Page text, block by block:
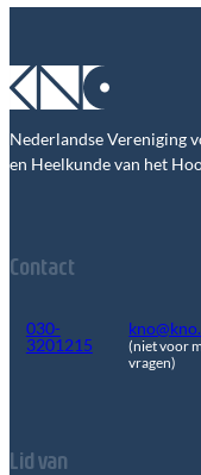
Nederlandse Vereniging
en Heelkunde van het
Contact
030-
3201215
(niet voor
vragen)
Lid van